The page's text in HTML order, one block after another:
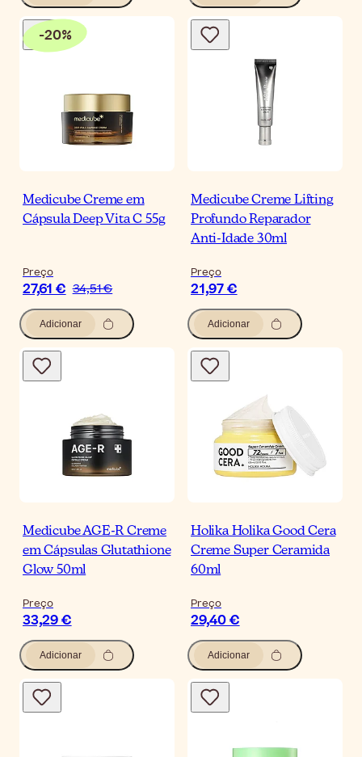
-20%
Medicube Creme em
Cápsula Deep Vita C 55g
Preço
27,61 € 34,51 €
Adicionar
Medicube Creme Lifting
Profundo Reparador
Anti-Idade 30ml
Preço
21,97 €
Adicionar
Medicube AGE-R Creme
em Cápsulas Glutathione
Glow 50ml
Preço
33,29 €
Adicionar
Holika Holika Good Cera
Creme Super Ceramida
60ml
Preço
29,40 €
Adicionar